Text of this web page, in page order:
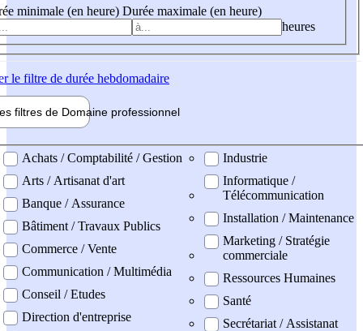
minimale (en heure) Durée maximale (en heure)
heures
le filtre de durée hebdomadaire
filtres de Domaine professionnel
professionel
Achats / Comptabilité / Gestion
Arts / Artisanat d'art
Banque / Assurance
Bâtiment / Travaux Publics
Commerce / Vente
Communication / Multimédia
Conseil / Etudes
Direction d'entreprise
Industrie
Informatique /
Télécommunication
Installation / Maintenance
Marketing / Stratégie
commerciale
Ressources Humaines
Santé
Secrétariat / Assistanat